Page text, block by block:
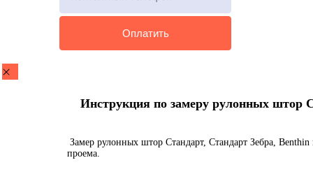
Инструкция по замеру рулонных штор
Замер рулонных штор Стандарт, Стандарт Зебра,
проема.